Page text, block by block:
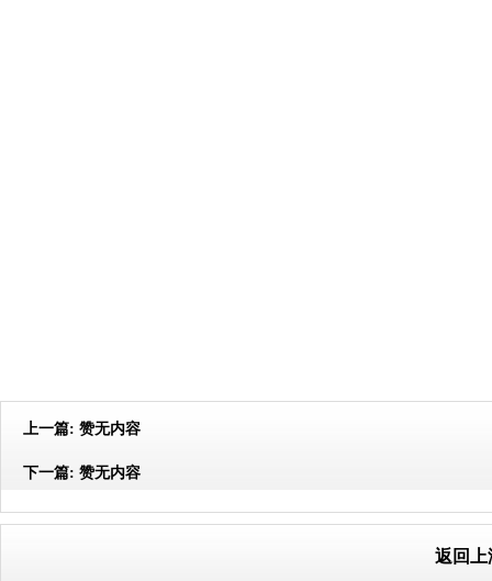
上一篇: 赞无内容
下一篇: 赞无内容
返回上